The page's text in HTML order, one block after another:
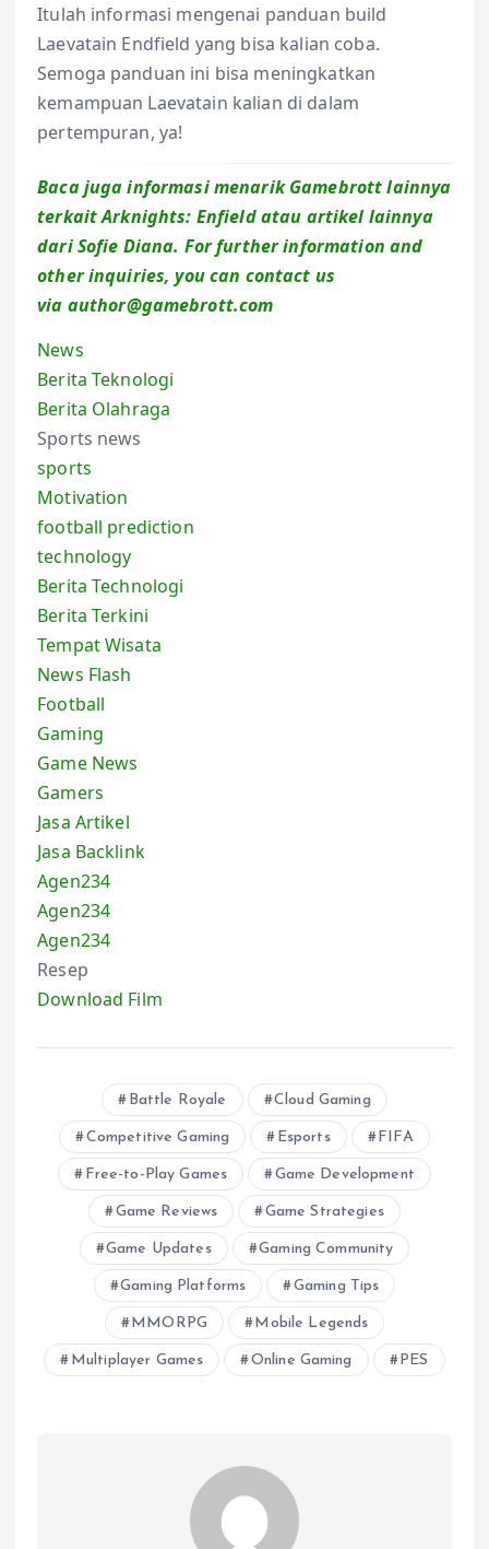
Itulah informasi mengenai panduan build
Laevatain Endfield yang bisa kalian coba.
Semoga panduan ini bisa meningkatkan
kemampuan Laevatain kalian di dalam
pertempuran, ya!
Baca juga informasi menarik Gamebrott lainnya
terkait Arknights: Enfield atau artikel lainnya
dari Sofie Diana. For further information and
other inquiries, you can contact us
via author@gamebrott.com
News
Berita Teknologi
Berita Olahraga
Sports news
sports
Motivation
football prediction
technology
Berita Technologi
Berita Terkini
Tempat Wisata
News Flash
Football
Gaming
Game News
Gamers
Jasa Artikel
Jasa Backlink
Agen234
Agen234
Agen234
Resep
Download Film
Battle Royale Cloud Gaming
Competitive Gaming Esports FIFA
Free-to-Play Games Game Development
Game Reviews Game Strategies
Game Updates Gaming Community
Gaming Platforms Gaming Tips
MMORPG Mobile Legends
Multiplayer Games Online Gaming PES